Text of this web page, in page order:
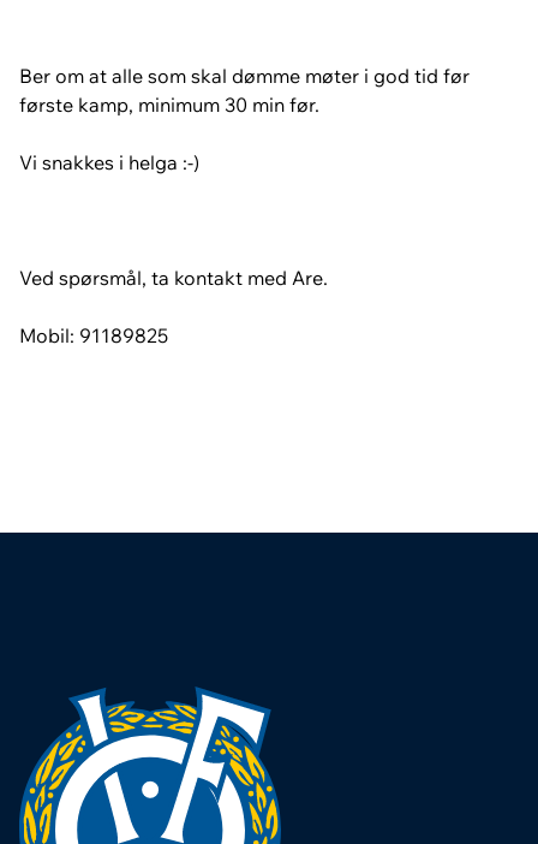
Ber om at alle som skal dømme møter i god tid før
første kamp, minimum 30 min før.
Vi snakkes i helga :-)
Ved spørsmål, ta kontakt med Are.
Mobil: 91189825